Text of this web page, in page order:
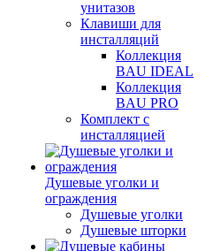
унитазов
Клавиши для
инсталляций
Коллекция
BAU IDEAL
Коллекция
BAU PRO
Комплект с
инсталляцией
Душевые уголки и
ограждения
Душевые уголки
Душевые шторки